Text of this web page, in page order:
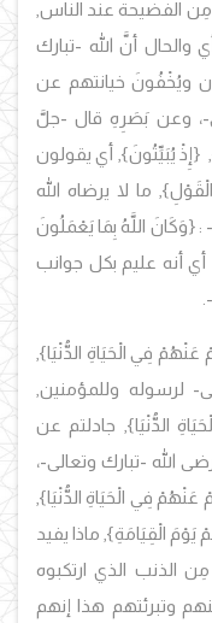
الفضيحة عند الناس,
ي والحال أنَّ الله -تبارك
ويُخْفُونَ خيانتهم عن
، وعن بَصَرِهِ قال -جلَّ
{إِذْ يُبَيِّتُونَ}, أي يقولون
}, ما لا يرضاه الله
: {وَكَانَ اللَّهُ بِمَا يَعْمَلُونَ
أنه عليم بكل جوانب
عَنْهُمْ فِي الْحَيَاةِ الدُّنْيَا},
لرسوله وللمؤمنين,
الدُّنْيَا}, جادلتم عن
الله -تبارك وتعالى-،
عَنْهُمْ فِي الْحَيَاةِ الدُّنْيَا},
يَوْمَ الْقِيَامَةِ}, ماذا يفيد
الذنب الذي ارتكبوه
وتبرئتهم هذا إنهم